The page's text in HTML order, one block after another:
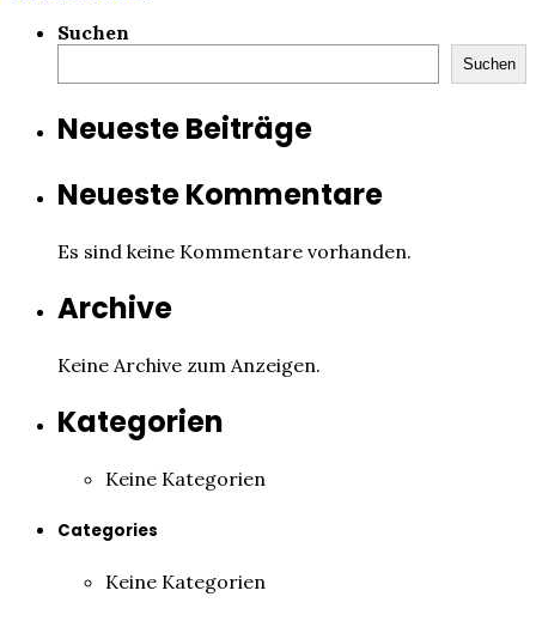
Suchen
Suchen
Neueste Beiträge
Neueste Kommentare
Es sind keine Kommentare vorhanden.
Archive
Keine Archive zum Anzeigen.
Kategorien
Keine Kategorien
Categories
Keine Kategorien